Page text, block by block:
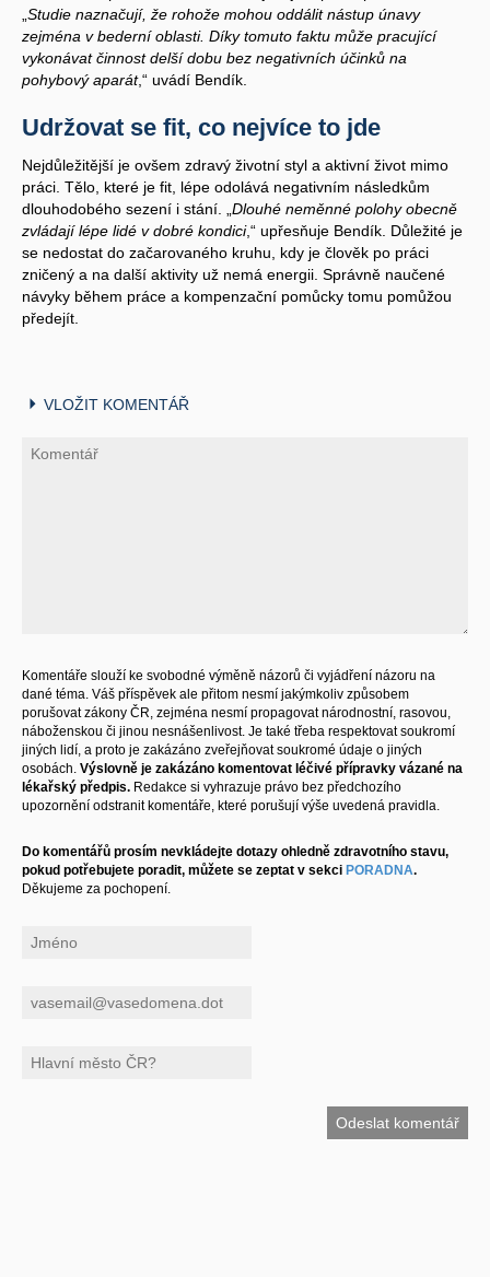
Studie naznačují, že rohože mohou oddálit nástup únavy
zejména v bederní oblasti. Díky tomuto faktu může pracující
vykonávat činnost delší dobu bez negativních účinků na
pohybový aparát,“ uvádí Bendík.
Udržovat se fit, co nejvíce to jde
Nejdůležitější je ovšem zdravý životní styl a aktivní život mimo
práci. Tělo, které je fit, lépe odolává negativním následkům
dlouhodobého sezení i stání. „ Dlouhé neměnné polohy obecně
zvládají lépe lidé v dobré kondici,“ upřesňuje Bendík. Důležité je
se nedostat do začarovaného kruhu, kdy je člověk po práci
zničený a na další aktivity už nemá energii. Správně naučené
návyky během práce a kompenzační pomůcky tomu pomůžou
předejít.
VLOŽIT KOMENTÁŘ
Komentáře slouží ke svobodné výměně názorů či vyjádření názoru na
dané téma. Váš příspěvek ale přitom nesmí jakýmkoliv způsobem
porušovat zákony ČR, zejména nesmí propagovat národnostní, rasovou,
náboženskou či jinou nesnášenlivost. Je také třeba respektovat soukromí
jiných lidí, a proto je zakázáno zveřejňovat soukromé údaje o jiných
osobách. Výslovně je zakázáno komentovat léčivé přípravky vázané na
lékařský předpis. Redakce si vyhrazuje právo bez předchozího
upozornění odstranit komentáře, které porušují výše uvedená pravidla.
Do komentářů prosím nevkládejte dotazy ohledně zdravotního stavu,
pokud potřebujete poradit, můžete se zeptat v sekci PORADNA.
Děkujeme za pochopení.